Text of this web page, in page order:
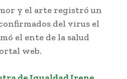
y el arte registró un
del virus el
el ente de la salud
web.